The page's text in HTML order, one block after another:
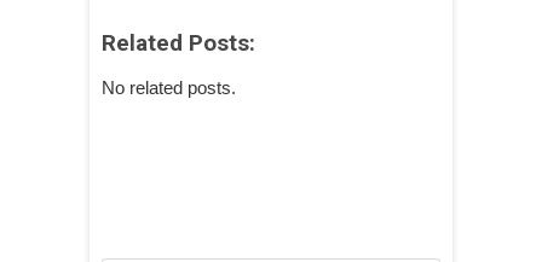
Related Posts:
No related posts.